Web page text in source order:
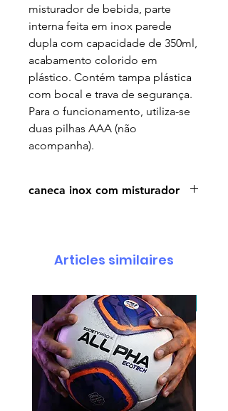
misturador de bebida, parte
interna feita em inox parede
dupla com capacidade de 350ml,
acabamento colorido em
plástico. Contém tampa plástica
com bocal e trava de segurança.
Para o funcionamento, utiliza-se
duas pilhas AAA (não
acompanha).
caneca inox com misturador
Altura : 13,5 cm
Medidas aproximadas para
gravação (CxL): 6 cm X 6 cm
Peso aproximado 316 gramas
Articles similaires